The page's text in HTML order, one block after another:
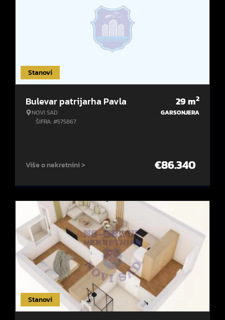
Stanovi
Bulevar patrijarha Pavla
NOVI SAD
ŠIFRA: #575867
29m2
GARSONJERA
Više o nekretnini > €86.340
Stanovi